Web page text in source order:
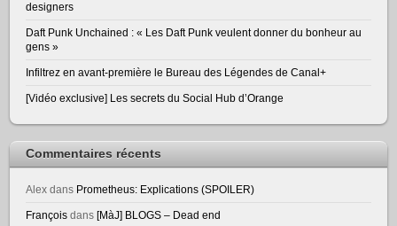
designers
Daft Punk Unchained : « Les Daft Punk veulent donner du bonheur au
gens »
Infiltrez en avant-première le Bureau des Légendes de Canal+
[Vidéo exclusive] Les secrets du Social Hub d’Orange
Commentaires récents
Alex dans Prometheus: Explications (SPOILER)
François dans [MàJ] BLOGS – Dead end